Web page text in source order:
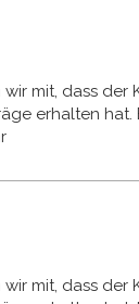
wir mit, dass der
erhalten
wir mit, dass der